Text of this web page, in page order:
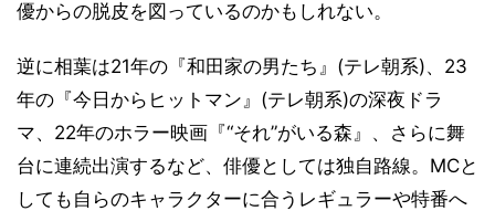
優からの脱皮を図っているのかもしれない。
逆に相葉は21年の『和田家の男たち』(テレ朝系)、23
年の『今日からヒットマン』(テレ朝系)の深夜ドラ
マ、22年のホラー映画『“それ”がいる森』、さらに舞
台に連続出演するなど、俳優としては独自路線。MCと
しても自らのキャラクターに合うレギュラーや特番へ